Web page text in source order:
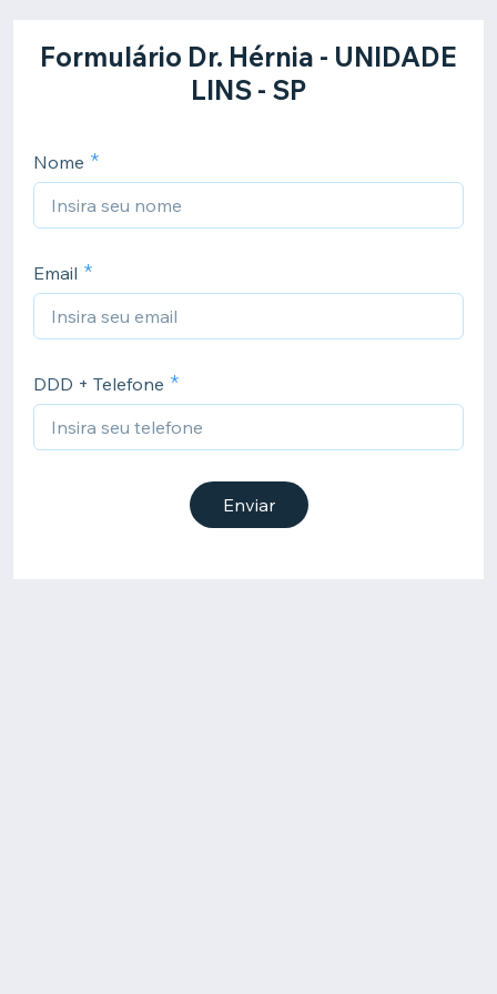
Formulário Dr. Hérnia - UNIDADE
LINS - SP
Nome
Email
DDD + Telefone
Enviar